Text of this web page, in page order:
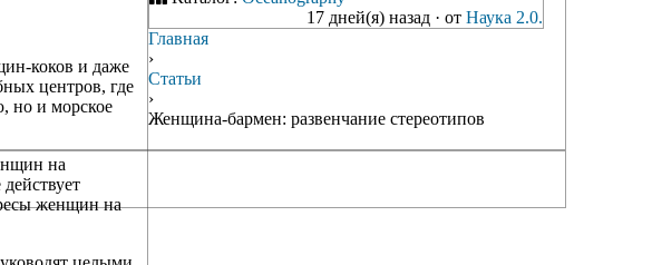
коков и даже
центров, где
но и морское
на
женщин на
17 дней(я) назад · от Наука 2.0.
Главная
›
Статьи
›
Женщина-бармен: развенчание стереотипов